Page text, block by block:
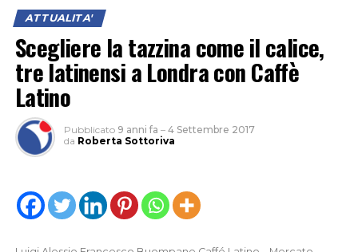
ATTUALITA'
Scegliere la tazzina come il calice,
tre latinensi a Londra con Caffè
Latino
Pubblicato 9 anni fa – 4 Settembre 2017
da Roberta Sottoriva